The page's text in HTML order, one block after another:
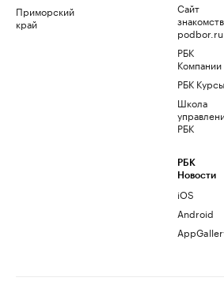
Приморский
край
Сайт
знакомств
podbor.ru
РБК
Компании
РБК Курсы
Школа
РБК
РБК
Новости
iOS
Android